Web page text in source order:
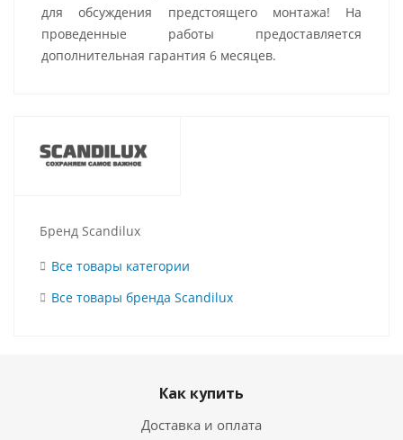
для обсуждения предстоящего монтажа! На
проведенные работы предоставляется
дополнительная гарантия 6 месяцев.
Бренд Scandilux
Все товары категории
Все товары бренда Scandilux
Как купить
Доставка и оплата